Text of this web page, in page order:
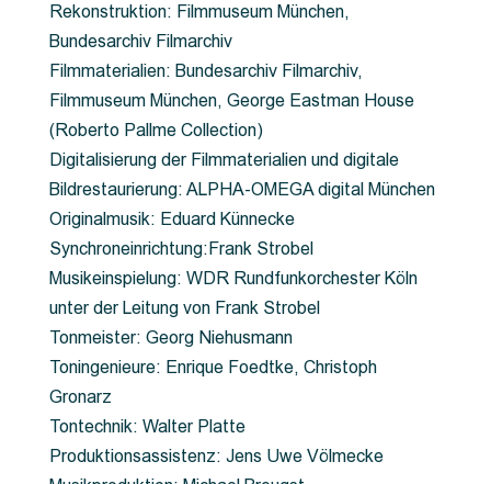
Rekonstruktion: Filmmuseum München,
Bundesarchiv Filmarchiv
Filmmaterialien: Bundesarchiv Filmarchiv,
Filmmuseum München, George Eastman House
(Roberto Pallme Collection)
Digitalisierung der Filmmaterialien und digitale
Bildrestaurierung: ALPHA-OMEGA digital München
Originalmusik: Eduard Künnecke
Synchroneinrichtung:Frank Strobel
Musikeinspielung: WDR Rundfunkorchester Köln
unter der Leitung von Frank Strobel
Tonmeister: Georg Niehusmann
Toningenieure: Enrique Foedtke, Christoph
Gronarz
Tontechnik: Walter Platte
Produktionsassistenz: Jens Uwe Völmecke